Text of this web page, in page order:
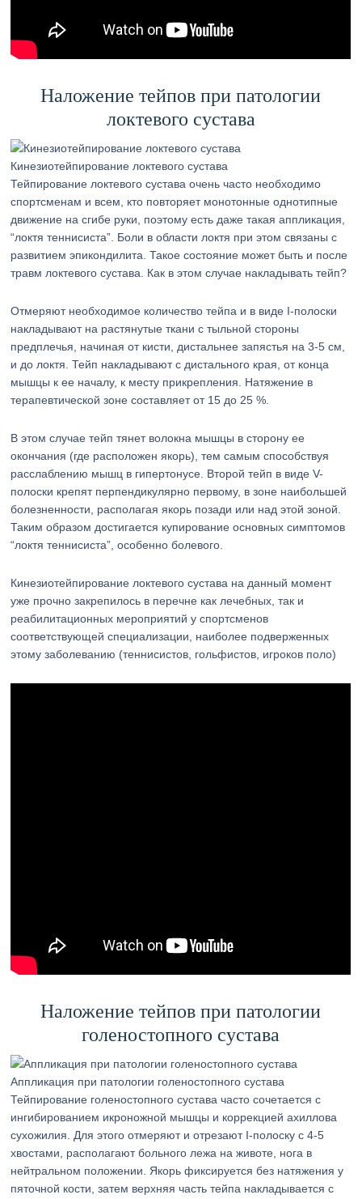
Наложение тейпов при патологии
локтевого сустава
Кинезиотейпирование локтевого сустава
Тейпирование локтевого сустава очень часто необходимо
спортсменам и всем, кто повторяет монотонные однотипные
движение на сгибе руки, поэтому есть даже такая аппликация,
“локтя теннисиста”. Боли в области локтя при этом связаны с
развитием эпикондилита. Такое состояние может быть и после
травм локтевого сустава. Как в этом случае накладывать тейп?
Отмеряют необходимое количество тейпа и в виде I-полоски
накладывают на растянутые ткани с тыльной стороны
предплечья, начиная от кисти, дистальнее запястья на 3-5 см,
и до локтя. Тейп накладывают с дистального края, от конца
мышцы к ее началу, к месту прикрепления. Натяжение в
терапевтической зоне составляет от 15 до 25 %.
В этом случае тейп тянет волокна мышцы в сторону ее
окончания (где расположен якорь), тем самым способствуя
расслаблению мышц в гипертонусе. Второй тейп в виде V-
полоски крепят перпендикулярно первому, в зоне наибольшей
болезненности, располагая якорь позади или над этой зоной.
Таким образом достигается купирование основных симптомов
“локтя теннисиста”, особенно болевого.
Кинезиотейпирование локтевого сустава на данный момент
уже прочно закрепилось в перечне как лечебных, так и
реабилитационных мероприятий у спортсменов
соответствующей специализации, наиболее подверженных
этому заболеванию (теннисистов, гольфистов, игроков поло)
Наложение тейпов при патологии
голеностопного сустава
Аппликация при патологии голеностопного сустава
Тейпирование голеностопного сустава часто сочетается с
ингибированием икроножной мышцы и коррекцией ахиллова
сухожилия. Для этого отмеряют и отрезают I-полоску с 4-5
хвостами, располагают больного лежа на животе, нога в
нейтральном положении. Якорь фиксируется без натяжения у
пяточной кости, затем верхняя часть тейпа накладывается с